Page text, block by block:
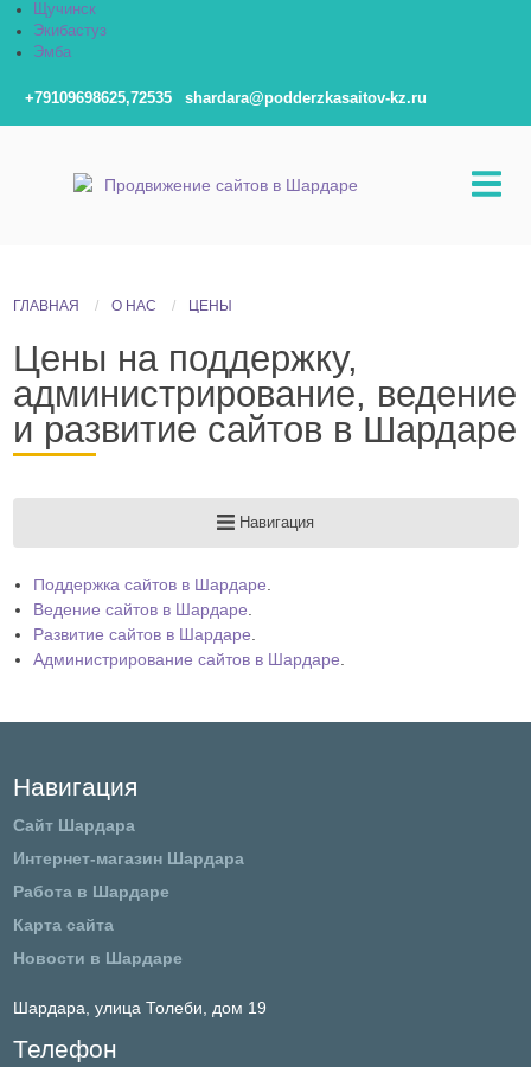
Щучинск
Экибастуз
Эмба
+79109698625,72535 shardara@podderzkasaitov-kz.ru
ГЛАВНАЯ О НАС ЦЕНЫ
Цены на поддержку,
администрирование, ведение
и развитие сайтов в Шардаре
Навигация
Прайс-
листы
Поддержка сайтов в Шардаре
Ведение сайтов в Шардаре
Развитие сайтов в Шардаре
Администрирование сайтов в Шардаре
Навигация
Сайт Шардара
Интернет-магазин Шардара
Работа в Шардаре
Карта сайта
Новости в Шардаре
Шардара, улица Толеби, дом 19
Телефон